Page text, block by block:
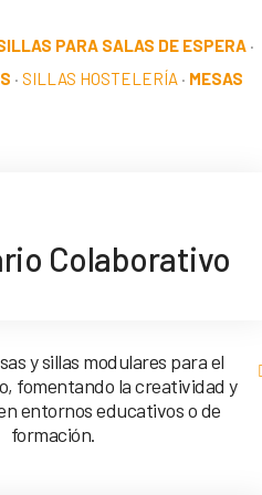
PARA SALAS DE ESPERA·
· SILLAS HOSTELERÍA · MESAS
Colaborativo
y sillas modulares para el
fomentando la creatividad y
entornos educativos o de
formación.